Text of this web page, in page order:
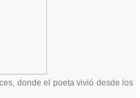
donde el poeta vivió desde los